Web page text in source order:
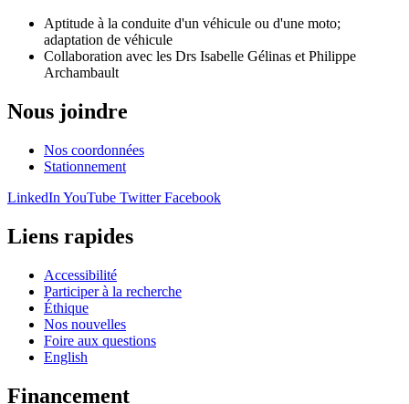
Aptitude à la conduite d'un véhicule ou d'une moto;
adaptation de véhicule
Collaboration avec les Drs Isabelle Gélinas et Philippe
Archambault
Nous joindre
Nos coordonnées
Stationnement
LinkedIn YouTube Twitter Facebook
Liens rapides
Accessibilité
Participer à la recherche
Éthique
Nos nouvelles
Foire aux questions
English
Financement